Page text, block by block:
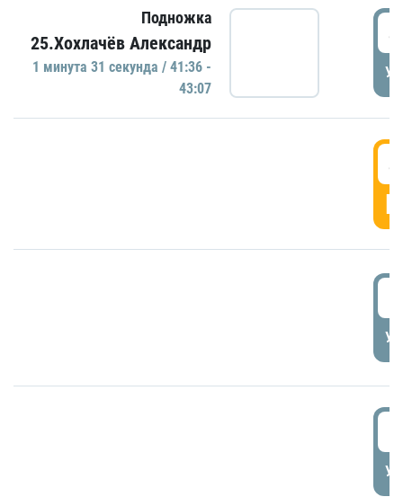
Подножка
25.Хохлачёв Александр
1 минутa 31 секундa / 41:36 -
43:07